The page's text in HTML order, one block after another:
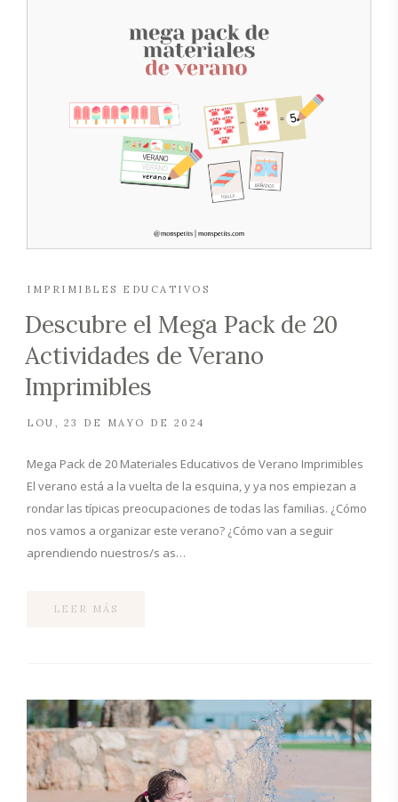
IMPRIMIBLES EDUCATIVOS
Descubre el Mega Pack de 20
Actividades de Verano
Imprimibles
LOU 23 DE MAYO DE 2024
Mega Pack de 20 Materiales Educativos de Verano Imprimibles
El verano está a la vuelta de la esquina, y ya nos empiezan a
rondar las típicas preocupaciones de todas las familias. ¿Cómo
nos vamos a organizar este verano? ¿Cómo van a seguir
aprendiendo nuestros/s as…
LEER MÁS